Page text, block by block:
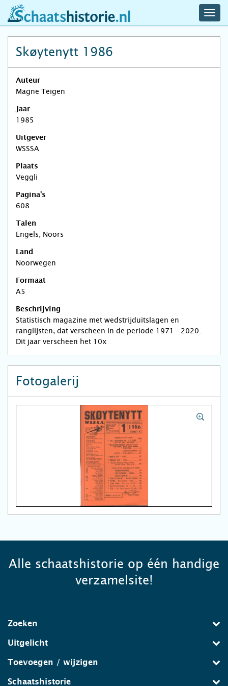
schaatshistorie.nl
Skøytenytt 1986
Auteur
Magne Teigen
Jaar
1985
Uitgever
WSSSA
Plaats
Veggli
Pagina's
608
Talen
Engels, Noors
Land
Noorwegen
Formaat
A5
Beschrijving
Statistisch magazine met wedstrijduitslagen en
ranglijsten, dat verscheen in de periode 1971 - 2020.
Dit jaar verscheen het 10x
Fotogalerij
Alle schaatshistorie op één handige
verzamelsite!
Zoeken
Uitgelicht
Toevoegen / wijzigen
Schaatshistorie